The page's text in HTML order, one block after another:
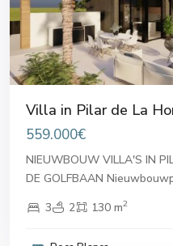
Villa in Pilar de La
559.000€
NIEUWBOUW VILLA'S IN
DE GOLFBAAN
3
2 130 m2
Pilar